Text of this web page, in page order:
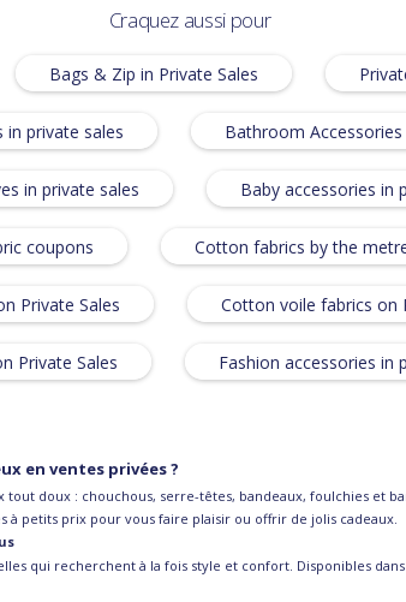
Craquez aussi pour
Bags & Zip in Private Sales
in private sales Bathroom
in private sales Baby accessories in
coupons Cotton fabrics by the
Private Sales Cotton voile fabrics on
Private Sales Fashion accessories in
en ventes privées ?
tout doux : chouchous, serre-têtes, bandeaux, foulchies et
à petits prix pour vous faire plaisir ou offrir de jolis cadeaux.
qui recherchent à la fois style et confort. Disponibles
ajoutent une touche de fraîcheur et de féminité à votre